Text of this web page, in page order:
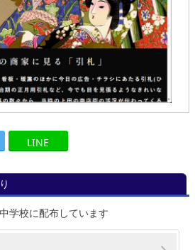
LINE
学校に配布しています